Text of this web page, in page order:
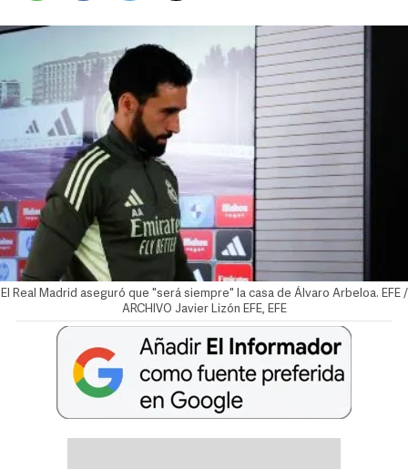
El Real Madrid aseguró que "será siempre" la casa de Álvaro Arbeloa. EFE /
ARCHIVO Javier Lizón EFE, EFE